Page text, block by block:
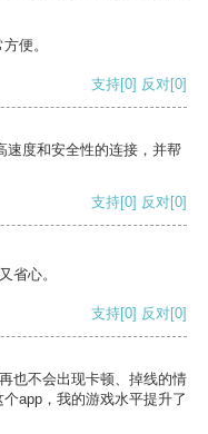
便。
支持[0] 反对[0]
速度和安全性的连接，并帮
支持[0] 反对[0]
省心。
支持[0] 反对[0]
也不会出现卡顿、掉线的情
app，我的游戏水平提升了